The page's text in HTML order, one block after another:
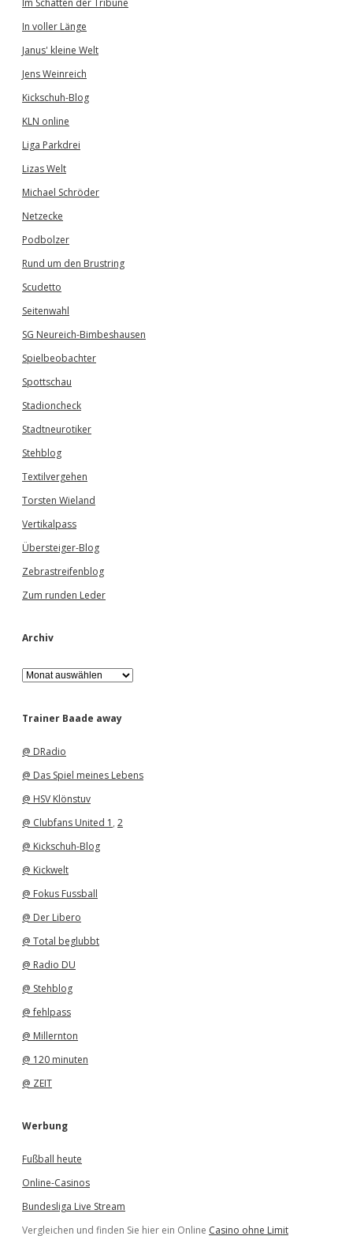
Im Schatten der Tribüne
In voller Länge
Janus' kleine Welt
Jens Weinreich
Kickschuh-Blog
KLN online
Liga Parkdrei
Lizas Welt
Michael Schröder
Netzecke
Podbolzer
Rund um den Brustring
Scudetto
Seitenwahl
SG Neureich-Bimbeshausen
Spielbeobachter
Spottschau
Stadioncheck
Stadtneurotiker
Stehblog
Textilvergehen
Torsten Wieland
Vertikalpass
Übersteiger-Blog
Zebrastreifenblog
Zum runden Leder
Archiv
A
r
h
Trainer Baade away
@ DRadio
@ Das Spiel meines Lebens
@ HSV Klönstuv
@ Clubfans United 1 , 2
@ Kickschuh-Blog
@ Kickwelt
@ Fokus Fussball
@ Der Libero
@ Total beglubbt
@ Radio DU
@ Stehblog
@ fehlpass
@ Millernton
@ 120 minuten
@ ZEIT
Werbung
Fußball heute
Online-Casinos
Bundesliga Live Stream
Vergleichen und finden Sie hier ein Online Casino ohne Limit